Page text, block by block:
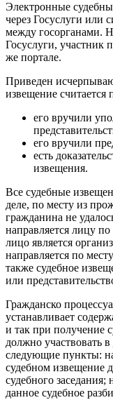
Электронные
через Госуслуги или
между госорганами.
Госуслуги, участник
же портале.
Приведен
извещение считается
его вручили
его вручили
есть
извещения.
Все судебные
деле, по месту из
гражданина не
направляется лицу
лицо является
направляется по
также судебное
или
Гражданско
устанавливает
и так при получение
должно участвовать
следующие пункты:
судебном извещение
судебного
данное судебное